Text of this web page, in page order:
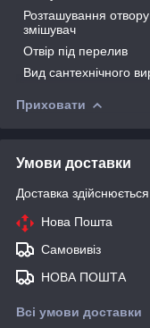
Розташування отвору
змішувач
Отвір під перелив
Вид сантехнічного
Приховати
Умови доставки
Доставка
Нова Пошта
Самовивіз
НОВА ПОШТА
Всі умови доставки